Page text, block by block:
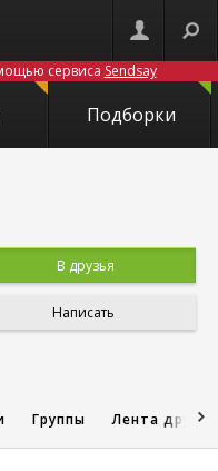
сервиса Sendsay
Подборки
В друзья
Написать
Группы Лента друзей